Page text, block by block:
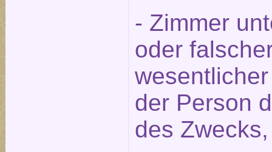
- Zimmer
oder
der Person
des